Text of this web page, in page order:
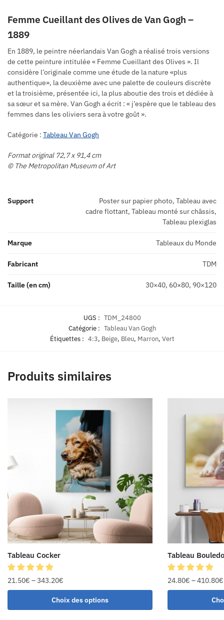
Femme Cueillant des Olives de Van Gogh –
1889
En 1889, le peintre néerlandais Van Gogh a réalisé trois versions
de cette peinture intitulée « Femme Cueillant des Olives ». Il
considère l’originale comme une étude de la nature «plus
authentique», la deuxième avec une palette de couleurs discrète
et la troisième, présentée ici, la plus aboutie des trois et dédiée à
sa sœur et sa mère. Van Gogh a écrit : « j’espère que le tableau des
femmes dans les oliviers sera à votre goût ».
Catégorie : Tableau Van Gogh
Format original 72,7 x 91,4 cm
© The Metropolitan Museum of Art
Support
Poster sur papier photo, Tableau avec
cadre flottant, Tableau monté sur châssis,
Tableau plexiglas
Marque Tableaux du Monde
Fabricant TDM
Taille (en cm) 30×40, 60×80, 90×120
UGS : TDM_24800
Catégorie : Tableau Van Gogh
Étiquettes : 4:3, Beige, Bleu, Marron, Vert
Produits similaires
Tableau Cocker
21.50€ –343.20€
Choix des options
Tableau
24.80€ –410.80€